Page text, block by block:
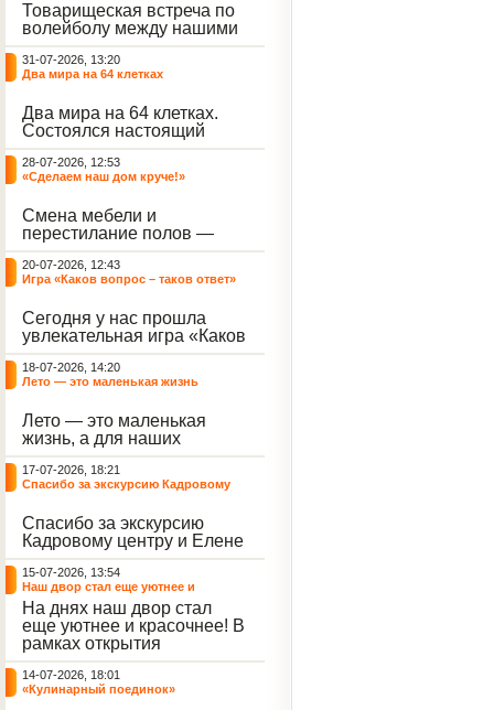
Товарищеская встреча по
волейболу между нашими
воспитанниками и
сельскими ребятами.
31-07-2026, 13:20
Два мира на 64 клетках
Два мира на 64 клетках.
Состоялся настоящий
интеллектуальный
праздник — турнир по
шахматам и шашкам.
небывалый ажиотаж среди
воспитанников, превратив
тихие залы центра в арену
напряжённых поединков,
громких аплодисментов и
жарких обсуждений.
28-07-2026, 12:53
«Сделаем наш дом круче!»
Смена мебели и
перестилание полов —
дело рук профессионалов.
А вот создание настоящего
домашнего уюта — задача
этой неделе ребята взяли
инициативу в свои руки и
устроили масштабную
генеральную уборку
жилого корпуса.
20-07-2026, 12:43
Игра «Каков вопрос – таков ответ»
Сегодня у нас прошла
увлекательная игра «Каков
вопрос – таков ответ»,
которая собрала самых
любознательных
игры выступил наш
воспитанник - Константин
Н., который по праву носит
звание самого читающего
и эрудированного
участника наших
мероприятий.
18-07-2026, 14:20
Лето — это маленькая жизнь
Лето — это маленькая
жизнь, а для наших
воспитанниц оно
наполнено открытиями. В
один из теплых дней мы
пластилин, книги и конечно
же телефоны, чтобы
отправиться на небольшую
цветочную охоту в
ближайший луг.
17-07-2026, 18:21
Спасибо за экскурсию Кадровому
Спасибо за экскурсию
Кадровому центру и Елене
Романовне за тёплую
встречу.
15-07-2026, 13:54
Наш двор стал еще уютнее и
красочнее!
На днях наш двор стал
еще уютнее и красочнее! В
рамках открытия
Социальной гостиной
нашего Центра, перед
воспитанниками была
14-07-2026, 18:01
«Кулинарный поединок»